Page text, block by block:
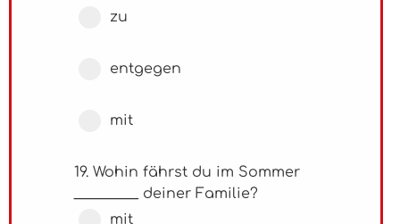
zu
entgegen
mit
19. Wohin fährst du im Sommer
_________ deiner Familie?
mit